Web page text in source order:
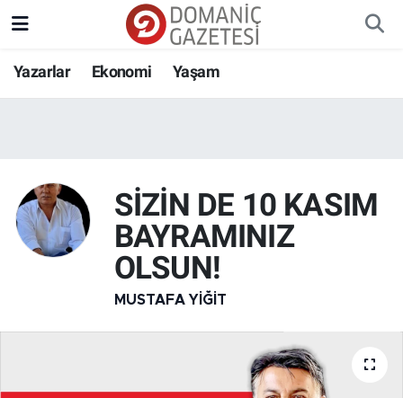
Yazarlar Ekonomi Yaşam
SİZİN DE 10 KASIM
BAYRAMINIZ
OLSUN!
MUSTAFA YIĞIT